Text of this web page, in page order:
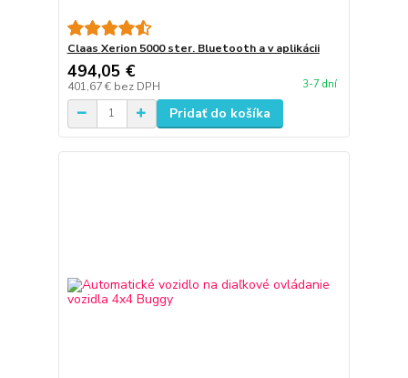
Claas Xerion 5000 ster. Bluetooth a v aplikácii
494,05 €
401,67 € bez DPH 3-7 dní
Pridať do košíka